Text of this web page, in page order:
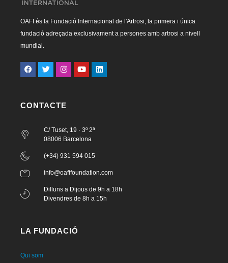
OAFI és la Fundació Internacional de l'Artrosi, la primera i única
fundació adreçada exclusivament a persones amb artrosi a nivell
mundial.
CONTACTE
C/ Tuset, 19 · 3º 2ª
08006 Barcelona
(+34) 931 594 015
info@oafifoundation.com
Dilluns a Dijous de 9h a 18h
Divendres de 8h a 15h
LA FUNDACIÓ
Qui som